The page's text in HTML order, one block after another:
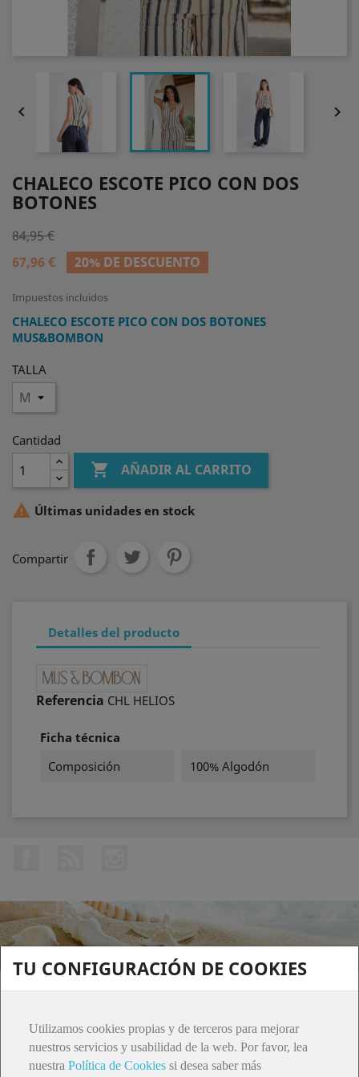
 
CHALECO ESCOTE PICO CON DOS
BOTONES
84,95 €
67,96 €
20% DE DESCUENTO
Impuestos incluidos
CHALECO ESCOTE PICO CON DOS BOTONES
MUS&BOMBON
TALLA
Cantidad
 AÑADIR AL CARRITO
 Últimas unidades en stock
Compartir
Detalles del producto
Referencia CHL HELIOS
Ficha técnica
Composición
100% Algodón
ATENCIÓN AL CLIENTE
TU CONFIGURACIÓN DE COOKIES
Utilizamos cookies propias y de terceros para mejorar
nuestros servicios y usabilidad de la web. Por favor, lea
nuestra Política de Cookies si desea saber más